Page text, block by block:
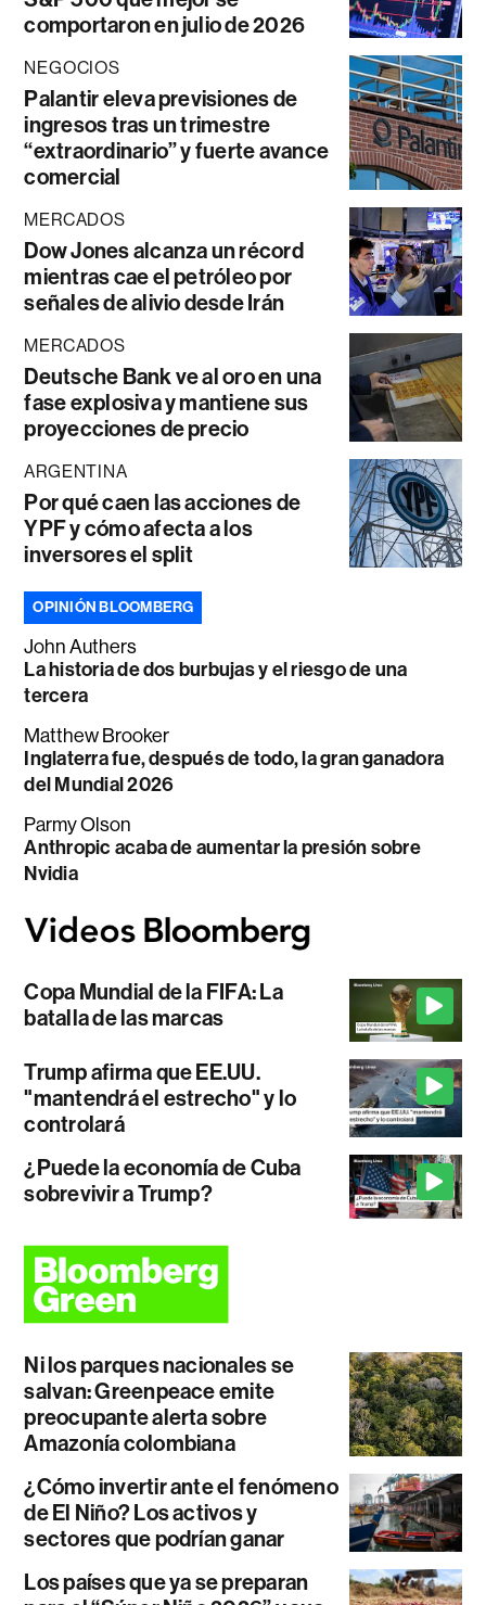
comportaron en julio de 2026
NEGOCIOS
Palantir eleva previsiones de
ingresos tras un trimestre
“extraordinario” y fuerte avance
comercial
MERCADOS
Dow Jones alcanza un récord
mientras cae el petróleo por
señales de alivio desde Irán
MERCADOS
Deutsche Bank ve al oro en una
fase explosiva y mantiene sus
proyecciones de precio
ARGENTINA
Por qué caen las acciones de
YPF y cómo afecta a los
inversores el split
OPINIÓN BLOOMBERG
John Authers
La historia de dos burbujas y el riesgo de una
tercera
Matthew Brooker
Inglaterra fue, después de todo, la gran ganadora
del Mundial 2026
Parmy Olson
Anthropic acaba de aumentar la presión sobre
Nvidia
Copa Mundial de la FIFA: La
batalla de las marcas
Trump afirma que EE.UU.
"mantendrá el estrecho" y lo
controlará
¿Puede la economía de Cuba
sobrevivir a Trump?
Ni los parques nacionales se
salvan: Greenpeace emite
preocupante alerta sobre
Amazonía colombiana
¿Cómo invertir ante el fenómeno
de El Niño? Los activos y
sectores que podrían ganar
Los países que ya se preparan